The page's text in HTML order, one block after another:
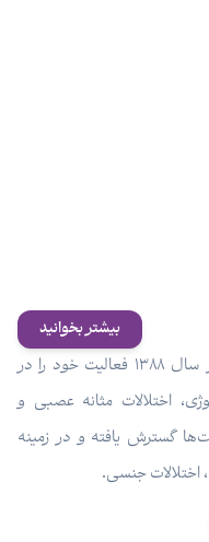
بیشتر بخوانید
مرکز اورولوژی مهراد (دکتر مهری مهراد)، از سال ۱۳۸۸ فعالیت خود را در
اختلالات مثانه عصبی و
گسترش یافته و در زمینه
اختلالات جنسی.